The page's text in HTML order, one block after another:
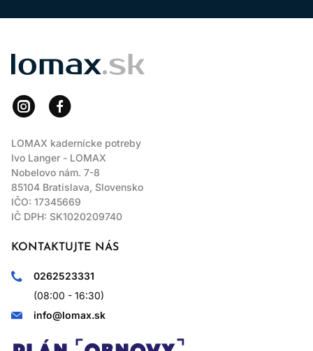
LOMAX
LOMAX kadernícke potreby
Ivo Langer - LOMAX
Nobelovo nám. 7-8
85104 Bratislava, Slovensko
IČO: 17345669
IČ DPH: SK1020209740
KONTAKTUJTE NÁS
0262523331
(08:00 - 16:30)
info@lomax.sk